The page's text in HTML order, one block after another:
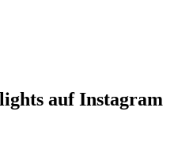
auf Instagram